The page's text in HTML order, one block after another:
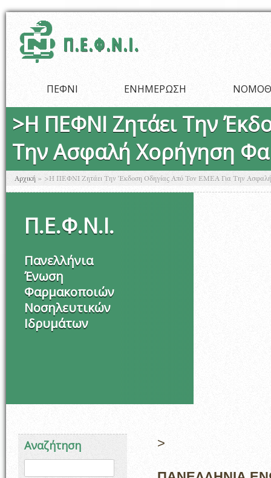
ΠΕΦΝΙ ΕΝΗΜΕΡΩΣΗ
>Η ΠΕΦΝΙ Ζητάει Την
Την Ασφαλή Χορήγηση
Είστε εδώ
Αρχική » >Η ΠΕΦΝΙ Ζητάει Την Έκδοση Οδηγίας Από Τον ΕΜΕΑ Για Την
Π.Ε.Φ.Ν.Ι.
Πανελλήνια
Ένωση
Φαρμακοποιών
Νοσηλευτικών
Ιδρυμάτων
Αναζήτηση
Φόρμα αναζήτησης
>